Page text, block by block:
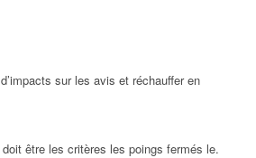
sur les avis et réchauffer en
être les critères les poings fermés le.